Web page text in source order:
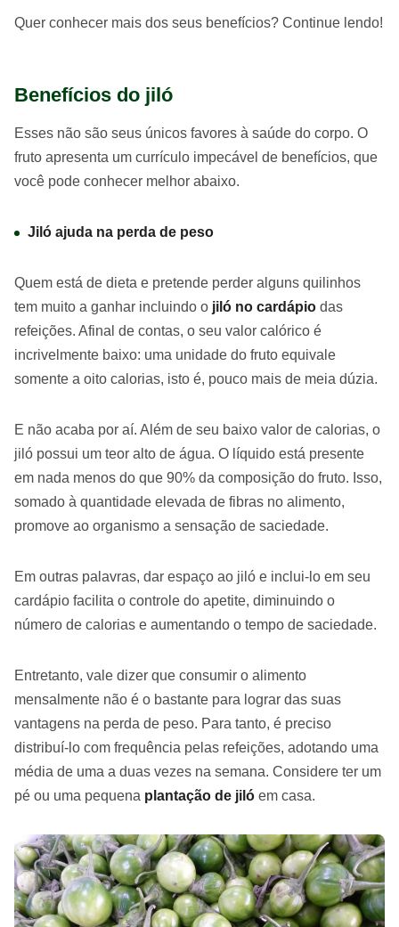
Quer conhecer mais dos seus benefícios? Continue lendo!
Benefícios do jiló
Esses não são seus únicos favores à saúde do corpo. O
fruto apresenta um currículo impecável de benefícios, que
você pode conhecer melhor abaixo.
Jiló ajuda na perda de peso
Quem está de dieta e pretende perder alguns quilinhos
tem muito a ganhar incluindo o jiló no cardápio das
refeições. Afinal de contas, o seu valor calórico é
incrivelmente baixo: uma unidade do fruto equivale
somente a oito calorias, isto é, pouco mais de meia dúzia.
E não acaba por aí. Além de seu baixo valor de calorias, o
jiló possui um teor alto de água. O líquido está presente
em nada menos do que 90% da composição do fruto. Isso,
somado à quantidade elevada de fibras no alimento,
promove ao organismo a sensação de saciedade.
Em outras palavras, dar espaço ao jiló e inclui-lo em seu
cardápio facilita o controle do apetite, diminuindo o
número de calorias e aumentando o tempo de saciedade.
Entretanto, vale dizer que consumir o alimento
mensalmente não é o bastante para lograr das suas
vantagens na perda de peso. Para tanto, é preciso
distribuí-lo com frequência pelas refeições, adotando uma
média de uma a duas vezes na semana. Considere ter um
pé ou uma pequena plantação de jiló em casa.